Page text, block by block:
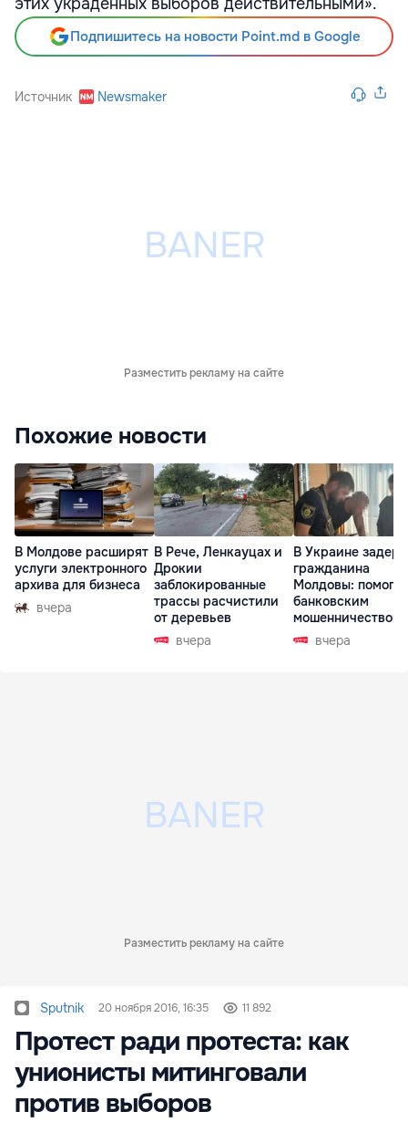
Подпишитесь на новости Point.md в Google
Источник Newsmaker
Разместить рекламу на сайте
Похожие новости
В Молдове расширят
услуги электронного
архива для бизнеса
вчера
В Рече, Ленкауцах и
Дрокии
заблокированные
трассы расчистили
от деревьев
вчера
В Украине
гражданина
Молдовы:
банковским
мошенничеством
Чехиивчера
Разместить рекламу на сайте
Sputnik 20 ноября 2016, 16:35 11 892
Протест ради протеста: как
унионисты митинговали
против выборов